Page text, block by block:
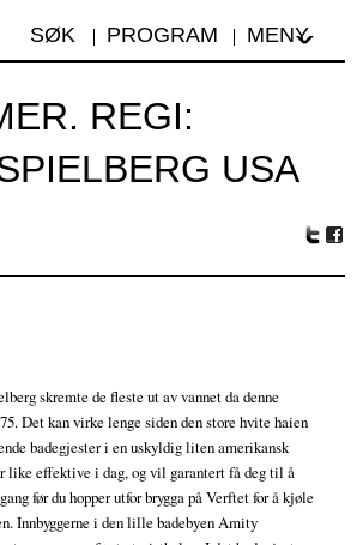
SØK PROGRAM MENY
REGI:
USA
skremte de fleste ut av vannet da denne
Det kan virke lenge siden den store hvite haien
badegjester i en uskyldig liten amerikansk
like effektive i dag, og vil garantert få deg til å
før du hopper utfor brygga på Verftet for å kjøle
Innbyggerne i den lille badebyen Amity